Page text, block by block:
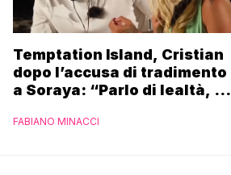
Temptation Island, Cristian
dopo l’accusa di tradimento
a Soraya: “Parlo di lealtà, ma
FABIANO MINACCI